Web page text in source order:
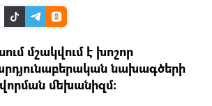
մշակվում է խոշոր
նախագծերի
մեխանիզմ։